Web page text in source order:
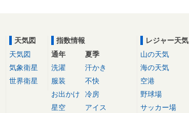
天気図
天気図
気象衛星
世界衛星
指数情報
通年
洗濯
服装
お出かけ
星空
夏季
汗かき
不快
冷房
アイス
レジャー天気
山の天気
海の天気
空港
野球場
サッカー場